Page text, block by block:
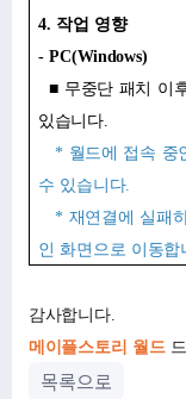
4. 작업 영향
- PC(Windows)
■ 무중단 패치 이
있습니다.
* 월드에 접속 중
수 있습니다.
* 재연결에 실패
인 화면으로 이동합
감사합니다.
메이플스토리 월드
목록으로